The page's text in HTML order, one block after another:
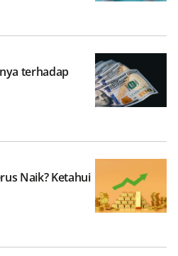
terhadap
Naik? Ketahui